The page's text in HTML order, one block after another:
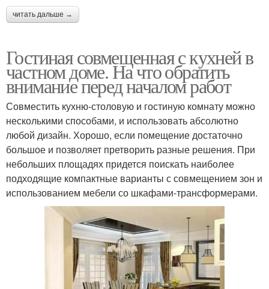
читать дальше →
Гостиная совмещенная с кухней в
частном доме. На что обратить
внимание перед началом работ
Совместить кухню-столовую и гостиную комнату можно
несколькими способами, и использовать абсолютно
любой дизайн. Хорошо, если помещение достаточно
большое и позволяет претворить разные решения. При
небольших площадях придется поискать наиболее
подходящие компактные варианты с совмещением зон и
использованием мебели со шкафами-трансформерами.